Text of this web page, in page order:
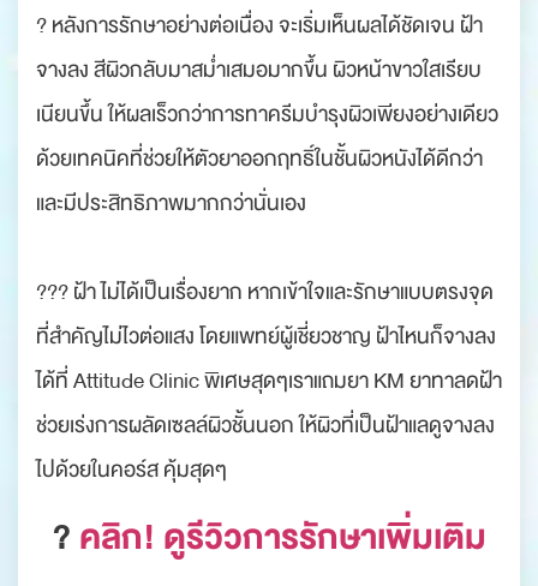
? หลังการรักษาอย่างต่อเนื่อง จะเริ่มเห็นผลได้ชัดเจน ฝ้า
จางลง สีผิวกลับมาสม่ำเสมอมากขึ้น ผิวหน้าขาวใสเรียบ
เนียนขึ้น ให้ผลเร็วกว่าการทาครีมบำรุงผิวเพียงอย่างเดียว
ด้วยเทคนิคที่ช่วยให้ตัวยาออกฤทธิ์ในชั้นผิวหนังได้ดีกว่า
และมีประสิทธิภาพมากกว่านั่นเอง
??? ฝ้า ไม่ได้เป็นเรื่องยาก หากเข้าใจและรักษาแบบตรงจุด
ที่สำคัญไม่ไวต่อแสง โดยแพทย์ผู้เชี่ยวชาญ ฝ้าไหนก็จางลง
ได้ที่ Attitude Clinic พิเศษสุดๆเราแถมยา KM ยาทาลดฝ้า
ช่วยเร่งการผลัดเซลล์ผิวชั้นนอก ให้ผิวที่เป็นฝ้าแลดูจางลง
ไปด้วยในคอร์ส คุ้มสุดๆ
?คลิก! ดูรีวิวการรักษาเพิ่มเติม